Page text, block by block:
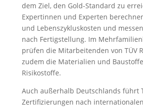
dem Ziel, den Gold-Standard zu
Expertinnen und Experten
und Lebenszykluskosten und
nach Fertigstellung. Im
prüfen die Mitarbeitenden von TÜV
zudem die Materialien und
Risikostoffe.
Auch außerhalb Deutschlands führt
Zertifizierungen nach